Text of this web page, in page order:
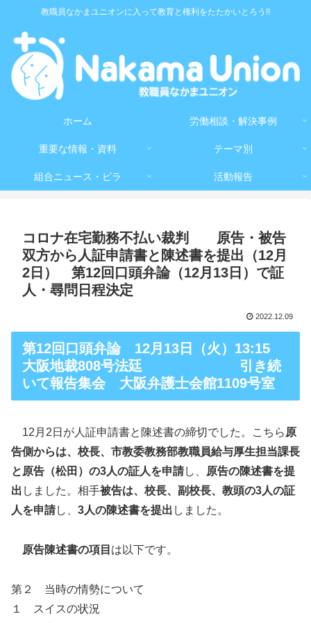
教職員なかまユニオンに入って教育と権利をたたかいとろう!!
ホーム 労働相談・解決事例
重要な情報・資料 テーマ別
組合ニュース・ビラ 活動報告
コロナ在宅勤務不払い裁判 原告・被告
双方から人証申請書と陳述書を提出（12月
2日） 第12回口頭弁論（12月13日）で証
人・尋問日程決定
2022.12.09
第12回口頭弁論 12月13日（火）13:15
大阪地裁808号法廷 引き続
いて報告集会 大阪弁護士会館1109号室
12月2日が人証申請書と陳述書の締切でした。こちら 原
告側からは、校長、市教委教務部教職員給与厚生担当課長
と原告（松田）の3人の証人を申請し、
原告の陳述書を提
出 しました。相手被告は、校長、副校長、教頭の3人の証
人を申請し、 3人の陳述書を提出 しました。
原告陳述書の項目 は以下です。
第２ 当時の情勢について
１ スイスの状況